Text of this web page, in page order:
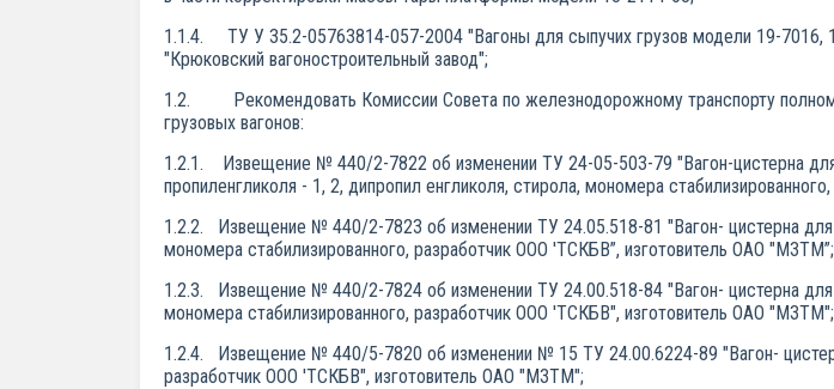
1.1.4. ТУ У 35.2-05763814-057-2004 "Вагоны для сыпучих грузов модели 19-7016,
"Крюковский вагоностроительный завод";
1.2. Рекомендовать Комиссии Совета по железнодорожному транспорту
грузовых вагонов:
1.2.1. Извещение № 440/2-7822 об изменении ТУ 24-05-503-79 "Вагон-цистерна
пропиленгликоля - 1, 2, дипропил енгликоля, стирола, мономера
1.2.2. Извещение № 440/2-7823 об изменении ТУ 24.05.518-81 "Вагон- цистерна
мономера стабилизированного, разработчик ООО 'ТСКБВ”, изготовитель ОАО "МЗТМ”;
1.2.3. Извещение № 440/2-7824 об изменении ТУ 24.00.518-84 "Вагон- цистерна
мономера стабилизированного, разработчик ООО 'ТСКБВ", изготовитель ОАО "МЗТМ";
1.2.4. Извещение № 440/5-7820 об изменении № 15 ТУ 24.00.6224-89 "Вагон-
разработчик ООО 'ТСКБВ", изготовитель ОАО "МЗТМ";